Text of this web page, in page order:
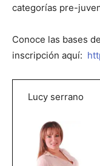
categorías pre-
Conoce las bases
inscripción aquí:
Lucy serrano